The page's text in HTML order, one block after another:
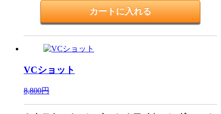
VCショット
8,800円